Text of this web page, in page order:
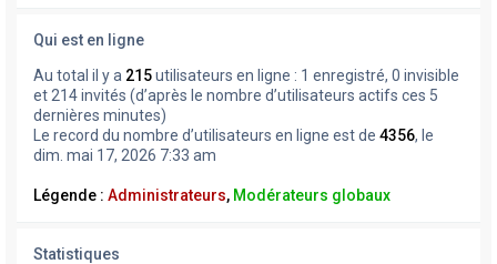
Qui est en ligne
Au total il y a 215utilisateurs en ligne : 1 enregistré, 0 invisible
et 214 invités (d’après le nombre d’utilisateurs actifs ces 5
dernières minutes)
Le record du nombre d’utilisateurs en ligne est de 4356, le
dim. mai 17, 2026 7:33 am
Légende : Administrateurs, Modérateurs globaux
Statistiques